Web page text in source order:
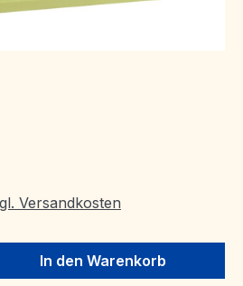
Versandkosten
Gib den
In den Warenkorb